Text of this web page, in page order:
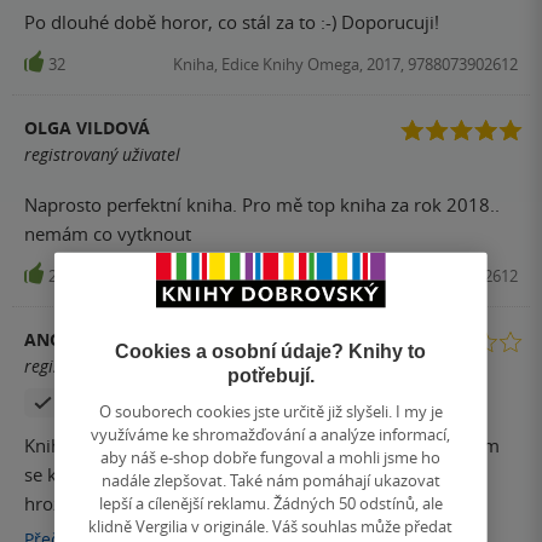
Po dlouhé době horor, co stál za to :-) Doporucuji!
32 Kniha, Edice Knihy Omega, 2017, 9788073902612
OLGA VILDOVÁ
registrovaný uživatel
Naprosto perfektní kniha. Pro mě top kniha za rok 2018..
nemám co vytknout
25 Kniha, Edice Knihy Omega, 2017, 9788073902612
ANONYM
registrovaný uživatel
Zakoupil produkt
Kniha mě moc nezaujala. Dlouhý rozjezd, až v půlce jsem
se konečně zacetla do příběhu. Pak se tam začalo dít
hrozně moc věcí najednou a přišlo mi to jako velká
slátanina. Spíš doporučuji díl Pozvání, ten byl super.
Cookies a osobní údaje? Knihy to
potřebují.
O souborech cookies jste určitě již slyšeli. I my je
využíváme ke shromažďování a analýze informací,
aby náš e-shop dobře fungoval a mohli jsme ho
nadále zlepšovat. Také nám pomáhají ukazovat
lepší a cílenější reklamu. Žádných 50 odstínů, ale
klidně Vergilia v originále. Váš souhlas může předat